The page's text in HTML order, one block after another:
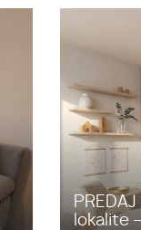
lokalite